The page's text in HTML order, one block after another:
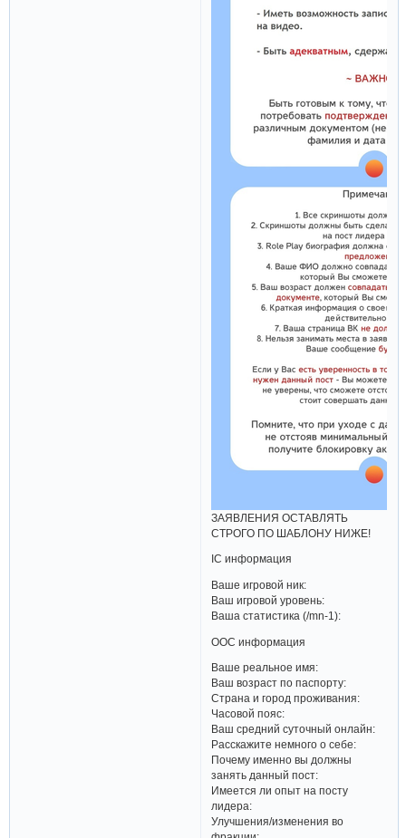
ЗАЯВЛЕНИЯ ОСТАВЛЯТЬ
СТРОГО ПО ШАБЛОНУ НИЖЕ!
IС информация
Ваше игровой ник:
Ваш игровой уровень:
Ваша статистика (/mn-1):
ООС информация
Ваше реальное имя:
Ваш возраст по паспорту:
Страна и город проживания:
Часовой пояс:
Ваш средний суточный онлайн:
Расскажите немного о себе:
Почему именно вы должны
занять данный пост:
Имеется ли опыт на посту
лидера:
Улучшения/изменения во